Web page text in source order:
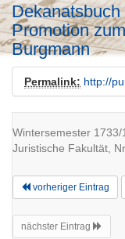
Dekanatsbuch
Promotion
Burgmann
Permalink: http://
Wintersemester 1733/
Juristische Fakultät,
vorheriger Eintrag
nächster Eintrag